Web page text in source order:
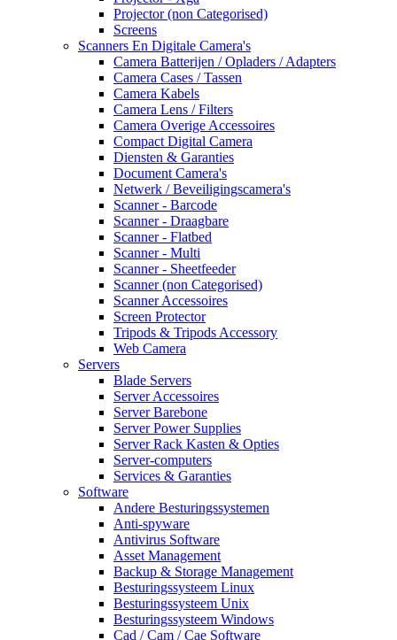
Projector (non Categorised)
Screens
Scanners En Digitale Camera's
Camera Batterijen / Opladers / Adapters
Camera Cases / Tassen
Camera Kabels
Camera Lens / Filters
Camera Overige Accessoires
Compact Digital Camera
Diensten & Garanties
Document Camera's
Netwerk / Beveiligingscamera's
Scanner - Barcode
Scanner - Draagbare
Scanner - Flatbed
Scanner - Multi
Scanner - Sheetfeeder
Scanner (non Categorised)
Scanner Accessoires
Screen Protector
Tripods & Tripods Accessory
Web Camera
Servers
Blade Servers
Server Accessoires
Server Barebone
Server Power Supplies
Server Rack Kasten & Opties
Server-computers
Services & Garanties
Software
Andere Besturingssystemen
Anti-spyware
Antivirus Software
Asset Management
Backup & Storage Management
Besturingssysteem Linux
Besturingssysteem Unix
Besturingssysteem Windows
Cad / Cam / Cae Software